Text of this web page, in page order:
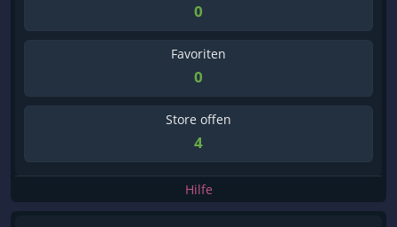
0
Favoriten
0
Store offen
4
Hilfe